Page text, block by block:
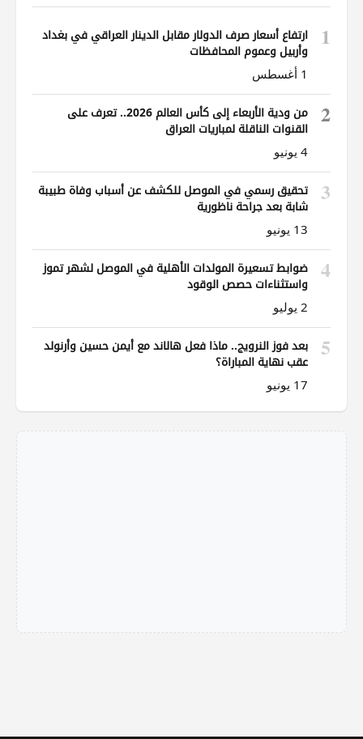
1
ارتفاع أسعار صرف الدولار مقابل الدينار العراقي في بغداد
وأربيل وعموم المحافظات
1 أغسطس
2
من ودية الأربعاء إلى كأس العالم 2026.. تعرف على
القنوات الناقلة لمباريات العراق
4 يونيو
3
تحقيق رسمي في الموصل للكشف عن أسباب وفاة طبيبة
شابة بعد جراحة ناظورية
13 يونيو
4
ضوابط تسعيرة المولدات الأهلية في الموصل لشهر تموز
واستثناءات حصص الوقود
2 يوليو
5
بعد فوز النرويج.. ماذا فعل هالاند مع أيمن حسين وأرنولد
عقب نهاية المباراة؟
17 يونيو